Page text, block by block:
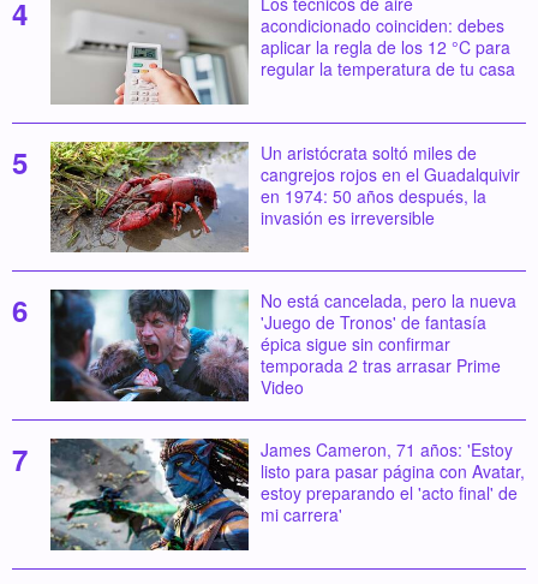
acondicionado coinciden: debes
aplicar la regla de los 12 °C para
regular la temperatura de tu casa
Un aristócrata soltó miles de
cangrejos rojos en el Guadalquivir
en 1974: 50 años después, la
invasión es irreversible
No está cancelada, pero la nueva
'Juego de Tronos' de fantasía
épica sigue sin confirmar
temporada 2 tras arrasar Prime
Video
James Cameron, 71 años: 'Estoy
listo para pasar página con Avatar,
estoy preparando el 'acto final' de
mi carrera'